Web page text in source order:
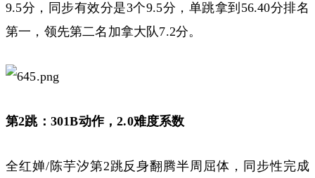
9.5分，同步有效分是3个9.5分，单跳拿到56.40分排名
第一，领先第二名加拿大队7.2分。
第2跳：301B动作，2.0难度系数
全红婵/陈芋汐第2跳反身翻腾半周屈体，同步性完成